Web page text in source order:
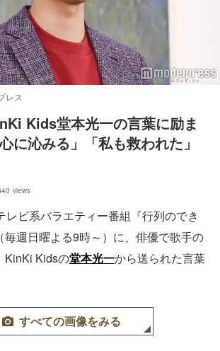
レス
Kids堂本光一の言葉に励ま
に沁みる」「私も救われた」
views
レビ系バラエティー番組『行列のでき
毎週日曜よる9時～）に、俳優で歌手の
KinKi Kidsの堂本光一から送られた言葉
すべての画像をみる